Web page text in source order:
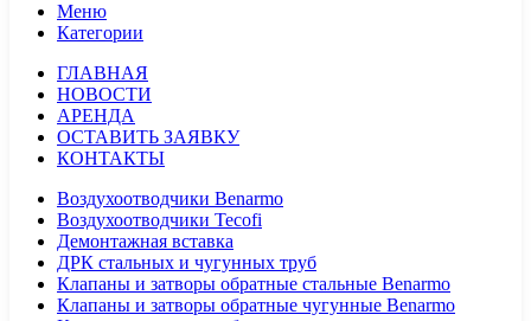
Меню
Категории
ГЛАВНАЯ
НОВОСТИ
АРЕНДА
ОСТАВИТЬ ЗАЯВКУ
КОНТАКТЫ
Воздухоотводчики Benarmo
Воздухоотводчики Tecofi
Демонтажная вставка
ДРК стальных и чугунных труб
Клапаны и затворы обратные стальные Benarmo
Клапаны и затворы обратные чугунные Benarmo